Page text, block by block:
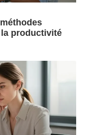
productivité